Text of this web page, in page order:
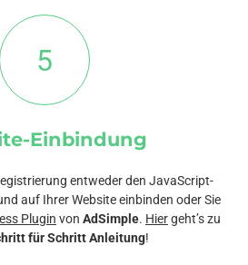
5
Einbindung
entweder den JavaScript-
auf Ihrer Website einbinden oder Sie
Plugin von AdSimple. Hiergeht’s zu
für Schritt Anleitung!